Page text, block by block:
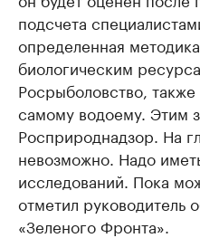
подсчета
определенная
биологическим
Росрыболовство,
самому водоему. Этим
Росприроднадзор. На
невозможно. Надо
исследований. Пока
отметил руководитель
«Зеленого Фронта».